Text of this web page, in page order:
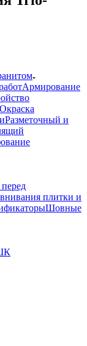
Армирование
Окраска
Разметочный и
плитки и
Шовные